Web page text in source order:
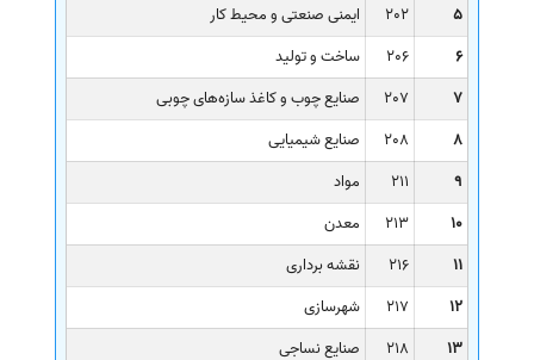
5
202
ایمنی صنعتی و محیط کار
6
206
ساخت و تولید
7
207
صنایع چوب و کاغذ سازه‌های چوبی
8
208
صنایع شیمیایی
9
211
مواد
10
213
معدن
11
216
نقشه برداری
12
217
شهرسازی
13
218
صنایع نساجی